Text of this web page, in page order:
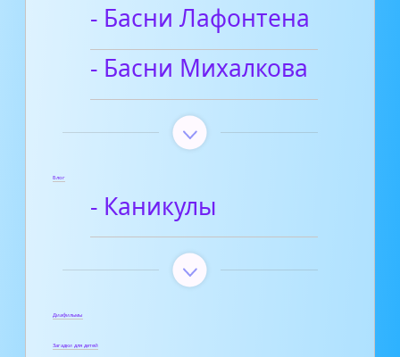
- Басни Лафонтена
- Басни Михалкова
Блог
- Каникулы
Диафильмы
Загадки для детей